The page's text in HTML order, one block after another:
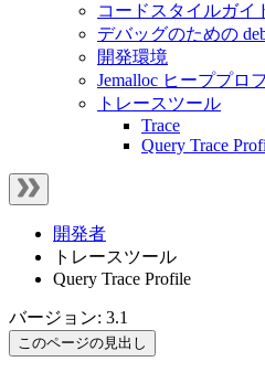
コードスタイルガイ
デバッグのための
開発環境
Jemalloc ヒーププロ
トレースツール
Trace
Query Trace
開発者
トレースツール
Query Trace Profile
バージョン: 3.1
このページの見出し